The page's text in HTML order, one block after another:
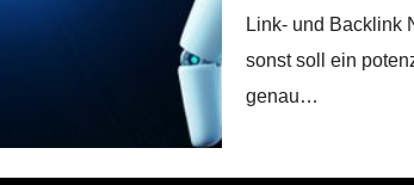
Link- und Backlink
sonst soll ein
genau…